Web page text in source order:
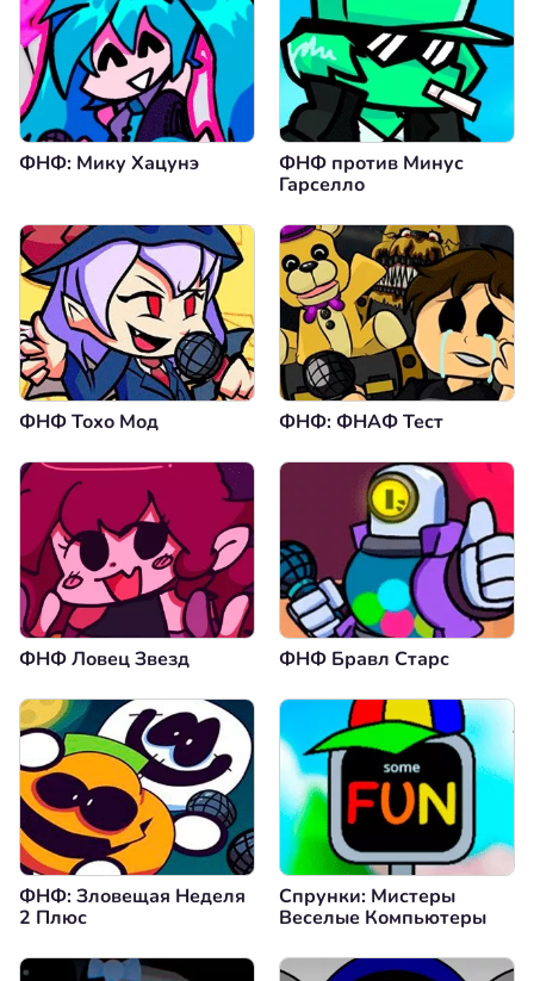
ФНФ: Мику Хацунэ
ФНФ против Минус
Гарселло
ФНФ Тохо Мод ФНФ: ФНАФ Тест
ФНФ Ловец Звезд ФНФ Бравл Старс
ФНФ: Зловещая Неделя
2 Плюс
Спрунки: Мистеры
Веселые Компьютеры